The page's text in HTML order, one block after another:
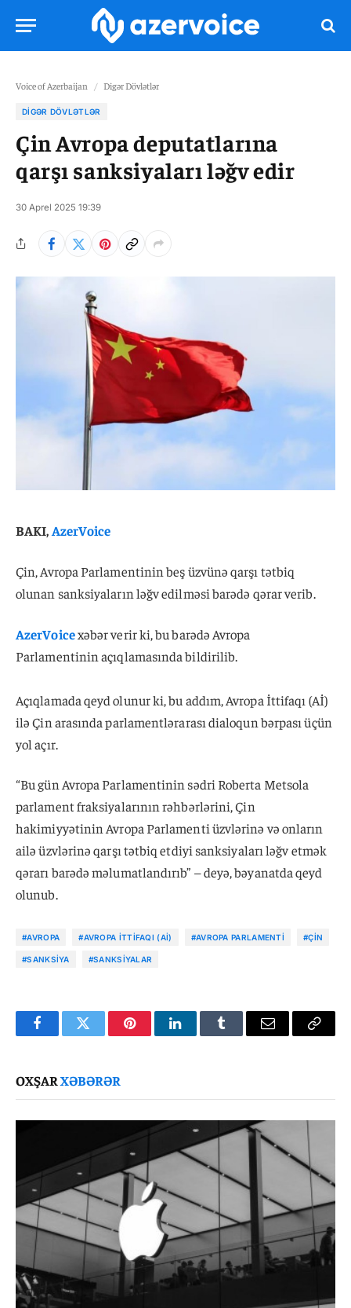
Voice of Azerbaijan / Digər Dövlətlər
DIGƏR DÖVLƏTLƏR
Çin Avropa deputatlarına
qarşı sanksiyaları ləğv edir
30 Aprel 2025 19:39
BAKI,AzerVoice
Çin, Avropa Parlamentinin beş üzvünə qarşı tətbiq
olunan sanksiyaların ləğv edilməsi barədə qərar verib.
AzerVoicexəbər verir ki, bu barədə Avropa
Parlamentinin açıqlamasında bildirilib.
Açıqlamada qeyd olunur ki, bu addım, Avropa İttifaqı (Aİ)
ilə Çin arasında parlamentlərarası dialoqun bərpası üçün
yol açır.
“Bu gün Avropa Parlamentinin sədri Roberta Metsola
parlament fraksiyalarının rəhbərlərini, Çin
hakimiyyətinin Avropa Parlamenti üzvlərinə və onların
ailə üzvlərinə qarşı tətbiq etdiyi sanksiyaları ləğv etmək
qərarı barədə məlumatlandırıb” – deyə, bəyanatda qeyd
olunub.
#AVROPA #AVROPA İTTIFAQI (Aİ) #AVROPA PARLAMENTI #ÇIN
#SANKSIYA #SANKSIYALAR
FacebookTwitter PinterestLinkedInTumblr Email
Copy
OXŞARXƏBƏRƏR